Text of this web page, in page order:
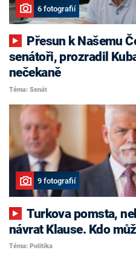
6 fotografií
senátoři, prozradil
nečekaně
Téma: Senát
9 fotografií
Turkova pomsta, nekonfliktní Havlíček i
návrat Klause. Kdo
Téma: Politika